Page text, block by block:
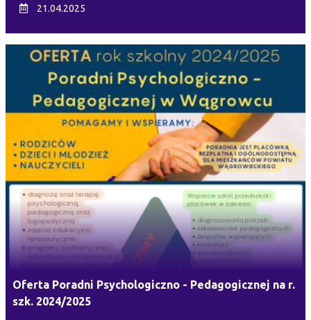
21.04.2025
Oferta Poradni Psychologiczno - Pedagogicznej na r.
szk. 2024/2025